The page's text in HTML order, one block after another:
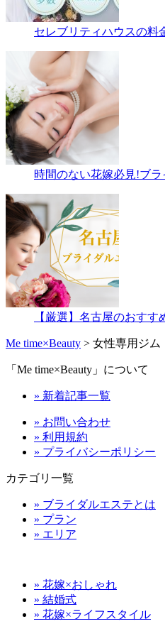
セレブリティハウスの料
時間のない花嫁必見!ブ
【厳選】名古屋のおす
Me time×Beauty > 女性専用ジ
「Me time×Beauty」について
» 新着記事一覧
» お問い合わせ
» 利用規約
» プライバシーポリシー
カテゴリ一覧
» ブライダルエステとは
» プラン
» エリア
» 花嫁×おしゃれ
» 結婚式
» 花嫁×ライフスタイル